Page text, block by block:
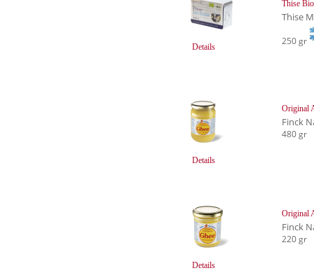
Details
Thise
Thise
250 gr
Details
Original
Finck
480 gr
Details
Original
Finck
220 gr